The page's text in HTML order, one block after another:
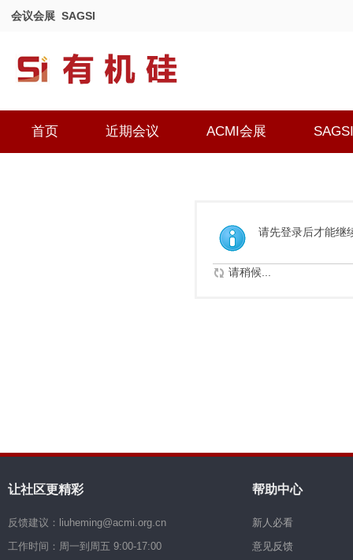
会议会展 SAGSI
首页 近期会议 ACMI会展 SAGSI
请先登录后才能继
请稍候...
让社区更精彩
反馈建议：liuheming@acmi.org.cn
工作时间：周一到周五 9:00-17:00
帮助中心
新人必看
意见反馈